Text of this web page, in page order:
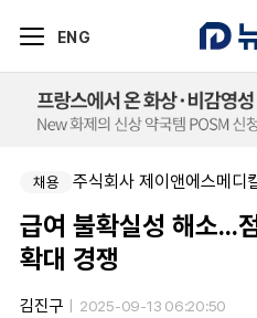
ENG
채용 주식회사 제이앤에스메디
급여 불확실성 해소...
확대 경쟁
김진구 2025-09-13 06:20:50